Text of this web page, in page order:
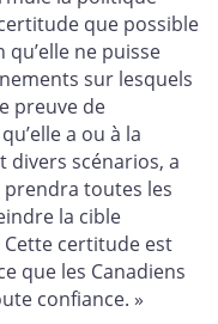
que possible
qu’elle ne puisse
sur lesquels
preuve de
a ou à la
divers scénarios, a
toutes les
la cible
Cette certitude est
que les Canadiens
confiance. »